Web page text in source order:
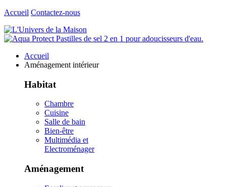
Accueil Contactez-nous
Accueil
Aménagement intérieur
Habitat
Chambre
Cuisine
Salle de bain
Bien-être
Multimédia et
Electroménager
Aménagement